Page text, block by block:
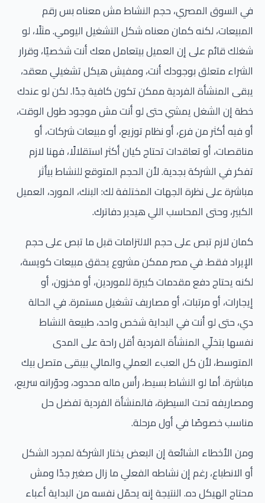
في السوق المصري، حجم النشاط مش معناه بس رقم
المبيعات، لكنه كمان معناه شكل التشغيل اليومي. مثلًا، لو
شغلك قائم على إن العميل بيتعامل معك أنت شخصيًا، وقرار
الشراء متعلق بوجودك أنت، ومفيش هيكل تشغيلي معقد،
يبقى المنشأة الفردية ممكن تكون كافية جدًا. لكن لو عندك
خطة إن الشغل يمشي حتى لو أنت مش موجود طول الوقت،
أو فيه أكثر من فرع، أو نظام توزيع، أو مبيعات شركات، أو
مناقصات، أو تعاقدات تحتاج كيان أكثر استقلالًا، فهنا لازم
تفكر في الشركة بجدية. لأن الحجم المتوقع للنشاط بيأثر
مباشرة على نظرة الجهات المختلفة لك: البنك، المورد، العميل
الكبير، وحتى المحاسب اللي هيدير دفاترك.
كمان لازم تبص على حجم الالتزامات قبل ما تبص على حجم
الإيراد فقط. في مصر ممكن مشروع يحقق مبيعات كويسة،
لكنه يحتاج دفع مقدمات كبيرة للموردين، أو مخزون، أو
إيجارات، أو مرتبات، أو مصاريف تشغيل مستمرة. في الحالة
دي، حتى لو أنت في البداية شخص واحد، طبيعة النشاط
نفسها بتخلّي المنشأة الفردية أقل راحة على المدى
المتوسط، لأن كل العبء العملي والمالي بيبقى متصل بيك
مباشرة. أما لو النشاط بسيط، رأس ماله محدود، ودوّرانه سريع،
ومصاريفه تحت السيطرة، فالمنشأة الفردية تفضل حل
مناسب خصوصًا في أول مرحلة.
ومن الأخطاء الشائعة إن البعض يختار الشركة لمجرد الشكل
أو الانطباع، رغم إن نشاطه الفعلي ما زال صغير جدًا ومش
محتاج الهيكل ده. النتيجة إنه يحمّل نفسه من البداية أعباء